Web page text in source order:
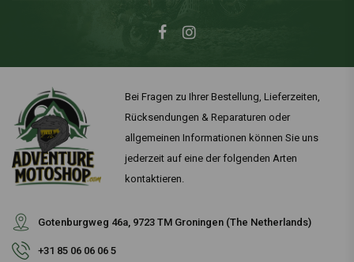
Bei Fragen zu Ihrer Bestellung, Lieferzeiten,
Rücksendungen & Reparaturen oder
allgemeinen Informationen können Sie uns
jederzeit auf eine der folgenden Arten
kontaktieren.
Gotenburgweg 46a, 9723 TM Groningen (The Netherlands)
+31 85 06 06 06 5